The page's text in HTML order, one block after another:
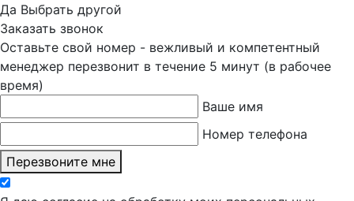
Да Выбрать другой
Заказать звонок
Оставьте свой номер - вежливый и компетентный
менеджер перезвонит в течение 5 минут (в рабочее
время)
Ваше имя
Номер телефона
Перезвоните мне